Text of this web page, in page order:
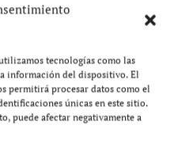
tecnologías como las
información del dispositivo. El
permitirá procesar datos como el
únicas en este sitio.
puede afectar negativamente a
EN COSTA